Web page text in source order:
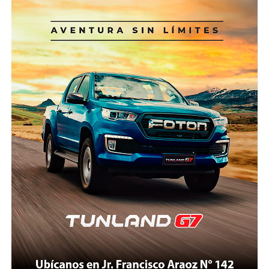
ofrecen quizá el mejor ejemplo. Suiza, Francia e Italia
cuentan con helicópteros especialmente diseñados
para operaciones de alta montaña, pilotos
certificados para vuelos extremos, centros
permanentes de coordinación, sistemas de
comunicación satelital y protocolos que permiten
iniciar un rescate en cuestión de minutos.
Nepal, pese a tener una geografía incluso más
compleja que la peruana, desarrolló un sistema
donde el Estado, las empresas privadas, las
aseguradoras y las organizaciones de rescate
trabajan de manera articulada. La tecnología satelital,
la evacuación mediante sistemas “longline” y los
seguros obligatorios forman parte del modelo
operativo.
¿Por qué Áncash no puede aspirar a algo semejante?
No estamos hablando de copiar modelos extranjeros
13%, según cifras del Ministerio de Economía y
Finanzas (MEF) consignadas por ComexPerú.
Estos recursos son destinados a reducir la
vulnerabilidad de la población frente a desastres
naturales, como aquellos causados por la presencia
de condiciones del Fenómeno El Niño (FEN),
mediante obras y acciones de prevención. Una
proporción importante de estos recursos se asigna a
los Gobiernos subnacionales (regionales y
municipalidades), que en los últimos años han
ganado una mayor participación en este tipo de
inversiones.
En 2025, la inversión pública para este fin ascendió a
S/ 778 millones, de los cuales S/ 347 millones (45% del
total) se asignaron a las municipalidades. “Resulta
sumamente preocupante que en algunos de los